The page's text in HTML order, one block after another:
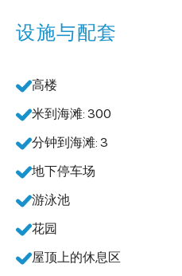
设施与配套
高楼
米到海滩: 300
分钟到海滩: 3
地下停车场
游泳池
花园
屋顶上的休息区